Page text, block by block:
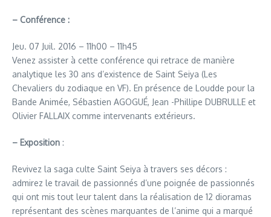
– Conférence :
Jeu. 07 Juil. 2016 – 11h00 – 11h45
Venez assister à cette conférence qui retrace de manière
analytique les 30 ans d’existence de Saint Seiya (Les
Chevaliers du zodiaque en VF). En présence de Loudde pour la
Bande Animée, Sébastien AGOGUÉ, Jean -Phillipe DUBRULLE et
Olivier FALLAIX comme intervenants extérieurs.
– Exposition :
Revivez la saga culte Saint Seiya à travers ses décors :
admirez le travail de passionnés d’une poignée de passionnés
qui ont mis tout leur talent dans la réalisation de 12 dioramas
représentant des scènes marquantes de l’anime qui a marqué